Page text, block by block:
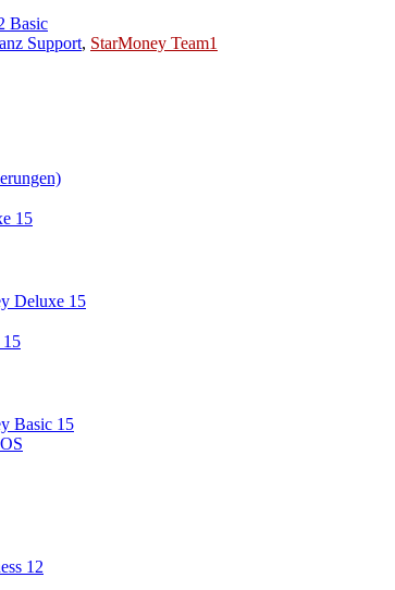
Basic
Support, StarMoney Team1
15
Deluxe 15
Basic 15
12